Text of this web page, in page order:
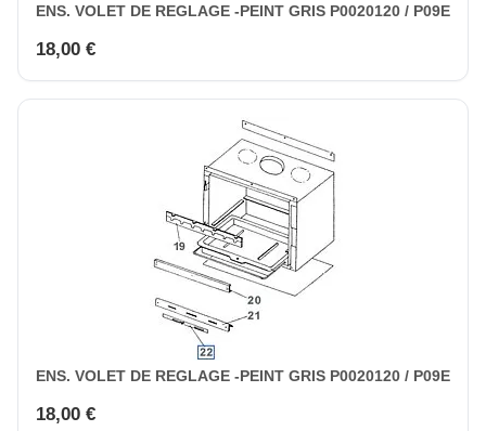
ENS. VOLET DE REGLAGE -PEINT GRIS P0020120 / P09E
18,00 €
ENS. VOLET DE REGLAGE -PEINT GRIS P0020120 / P09E
18,00 €